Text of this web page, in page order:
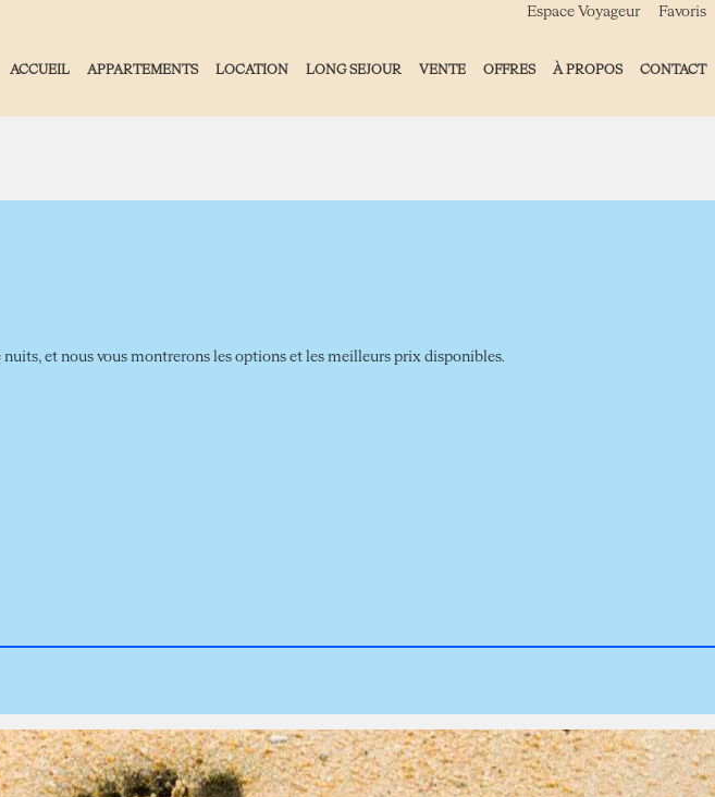
Favoris
Espace Voyageur
ACCUEIL APPARTEMENTS LOCATION LONG SEJOUR VENTE OFFRES À PROPOS CONTACT
et nous vous montrerons les options et les meilleurs prix disponibles.